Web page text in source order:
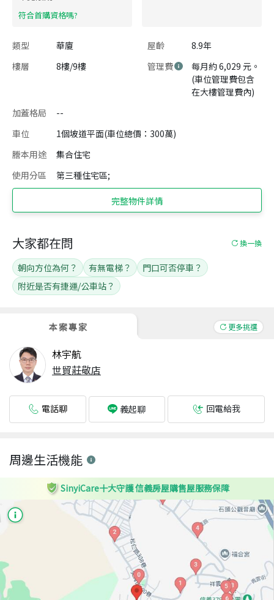
​符合首購資格嗎?
類型 華廈 屋齡
8.9年
樓層
8樓/9樓 管理費
每月約 6,029 元。
(車位管理費包含
在大樓管理費內)
加蓋格局
--
車位
1個坡道平面(車位總價：300萬)
謄本用途
集合住宅
使用分區
第三種住宅區;
完整物件詳情
本案專家 更多挑選
林宇航
世貿莊敬店
電話聊 義起聊 回電給我
大家都在問 換一換
朝向方位為何？ 有無電梯？
門口可否停車？
附近是否有捷運/公車站？
周邊生活機能
SinyiCare十大守護 信義房屋購售屋服務保障